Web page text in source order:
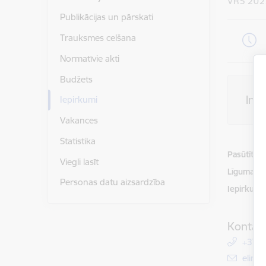
Publikācijas un pārskati
Trauksmes celšana
Normatīvie akti
Budžets
Iepirkumi
Vakances
Statistika
Viegli lasīt
Personas datu aizsardzība
Pasūtītājs
Līguma
Kontakti
E-